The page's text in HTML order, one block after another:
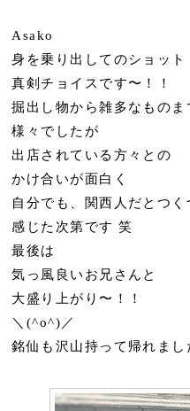
Asako
身を乗り出してのショット
真剣チョイスです〜！！
掘出し物から雑多なものま
様々でしたが
出店されている方々との
かけ合いが面白く
自分でも、関西人だとつく
感じた次第です 笑
最後は
気っ風良いお兄さんと
大盛り上がり〜！！
＼(^o^)／
銘仙も沢山持って帰れま